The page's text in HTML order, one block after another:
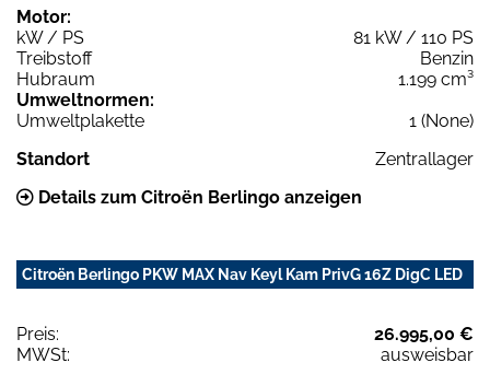
Motor:
kW / PS
81 kW / 110 PS
Treibstoff
Benzin
Hubraum
1.199 cm³
Umweltnormen:
Umweltplakette
1 (None)
Standort
Zentrallager
Details zum Citroën Berlingo anzeigen
Citroën Berlingo PKW MAX Nav Keyl Kam PrivG 16Z DigC LED
Preis:
26.995,00 €
MWSt:
ausweisbar